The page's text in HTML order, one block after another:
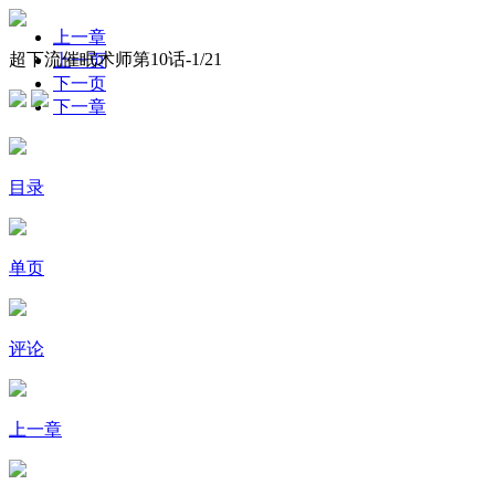
超下流催眠术师第10话-1/21
上一章
上一页
下一页
下一章
目录
单页
评论
上一章